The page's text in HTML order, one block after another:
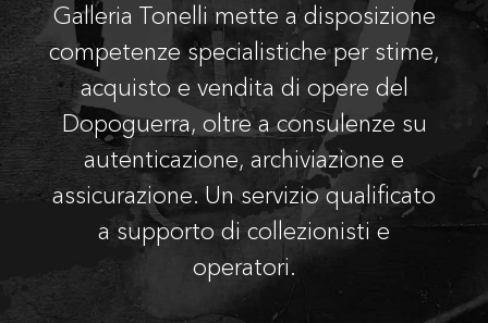
Galleria Tonelli mette a disposizione
competenze specialistiche per stime,
acquisto e vendita di opere del
Dopoguerra, oltre a consulenze su
autenticazione, archiviazione e
assicurazione. Un servizio qualificato
a supporto di collezionisti e
operatori.